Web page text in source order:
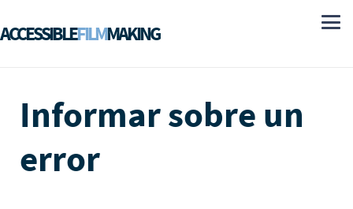
ACCESSIBLEFILMMAKING
Informar sobre un
error